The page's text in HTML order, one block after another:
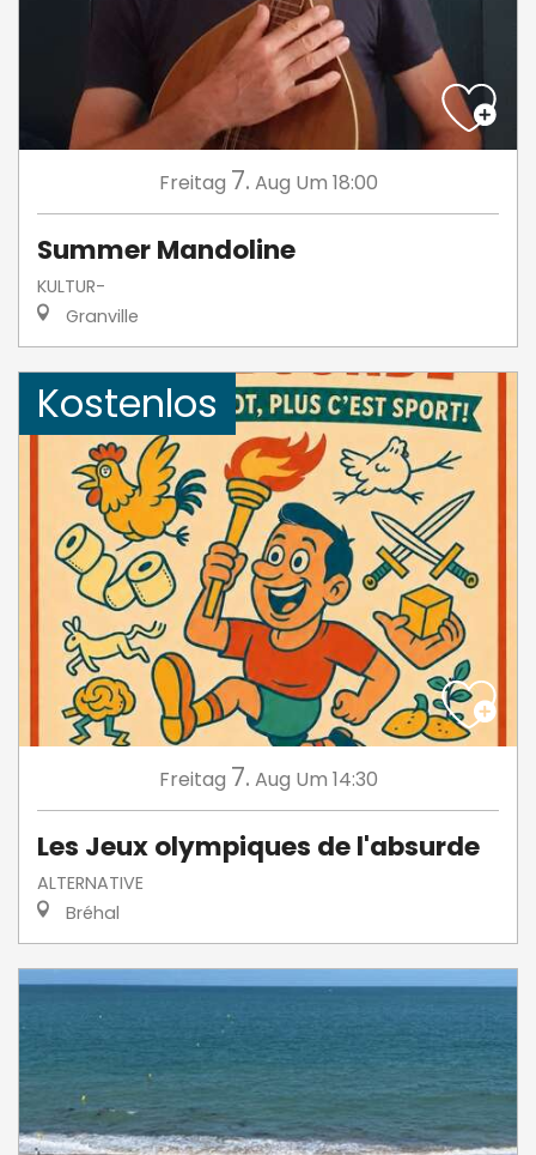
Freitag 7. Aug Um 18:00
Summer Mandoline
KULTUR-
Granville
Kostenlos
Freitag 7. Aug Um 14:30
Les Jeux olympiques de l'absurde
ALTERNATIVE
Bréhal